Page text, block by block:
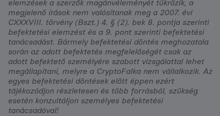
elemzések a szerzők magánvéleményét tükrözik, a
megjelenő írások nem valósítanak meg a 2007. évi
CXXXVIII. törvény (Bszt.) 4. § (2). bek 8. pontja szerinti
befektetési elemzést és a 9. pont szerinti befektetési
tanácsadást. Bármely befektetési döntés meghozatala
során az adott befektetés megfelelőségét csak az
adott befektető személyére szabott vizsgálattal lehet
megállapítani, melyre a CryptoFalka nem vállalkozik. Az
egyes befektetési döntések előtt éppen ezért
tájékozódjon részletesen és több forrásból, szükség
esetén konzultáljon személyes befektetési
tanácsadóval!